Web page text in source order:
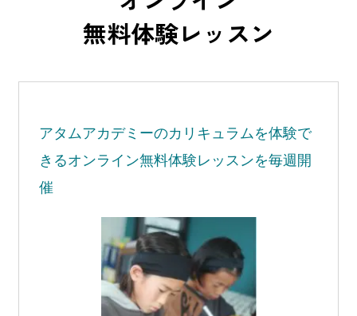
無料体験レッスン
アタムアカデミーのカリキュラムを体験で
きるオンライン無料体験レッスンを毎週開
催